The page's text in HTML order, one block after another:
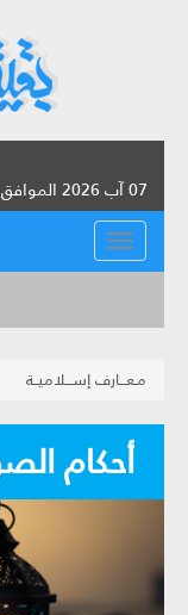
07 آب 2026 الموافق لـ 23 صفر 1448
القائمة
مـعـــارف إســـلاميــة
أحكام